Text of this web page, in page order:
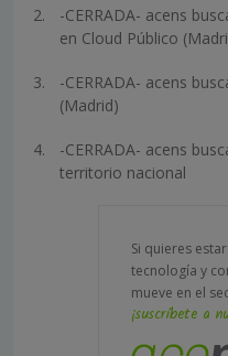
-CERRADA- acens
en Cloud Público
-CERRADA- acens
(Madrid)
-CERRADA- acens
territorio nacional
Si quieres
tecnología y
mueve en el
¡suscríbete a